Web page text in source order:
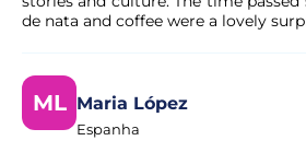
de nata and coffee were a lovely
ML Maria López
Espanha